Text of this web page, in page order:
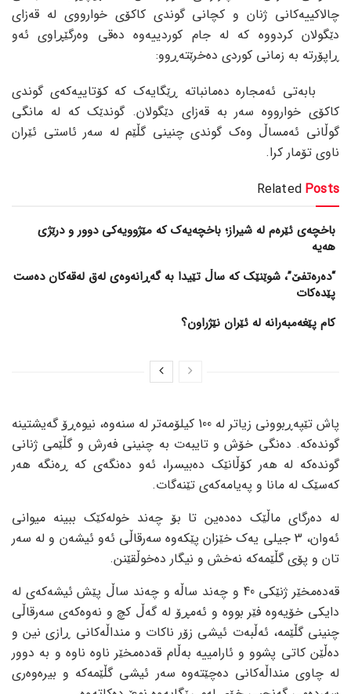
چالاکییەکانی ژنان و کچانی گوندی کاکۆی خوارووی لە قەزای
دێگولان کردووە کە لە جام کوردییەوە دەقی وەرگێڕاوی ئەو
ڕاپۆرتە بە زمانی کوردی دەخرێتەڕوو:
بابەتی ئەمجارە دەمانباتە ڕێگایەک کە کۆتاییەکەی گوندی
کاکۆی خوارووە سەر بە قەزای دێگولان. گوندێک کە لە مانگی
گوڵانی ئەمساڵ وەک گوندی چنینی گڵێم لە سەر ئاستی ئێران
ناوی تۆمار کرا.
Related Posts
باخچەی ئێرەم لە شیراز؛ باخچەیەک کە مێژوویەکی دوور و درێژی
هەیە
“دەرەتفێ”، شوێنێک کە ساڵ تێیدا بە گەڕانەوەی لەق لەقەکان دەست
پێدەکات
کام پێغەمبەرانە لە ئێران نێژراون؟
پاش تێپەڕبوونی زیاتر لە 100 کیلۆمەتر لە سنەوە، نیوەڕۆ گەیشتینە
گوندەکە. دەنگی خۆش و تایبەت بە چنینی فەرش و گڵێمی ژنانی
گوندەکە لە هەر کۆڵانێک دەبیسرا، ئەو دەنگەی کە ڕەنگە هەر
کەسێک لە مانا و پەیامەکەی تێنەگات.
لە دەرگای ماڵێک دەدەین تا بۆ چەند خولەکێک ببینە میوانی
ئەوان، 3 جیلی یەک خێزان پێکەوە سەرقاڵی ئەو ئیشەن و لە سەر
تان و پۆی گڵێمەکە نەخش و نیگار دەخوڵقێنن.
قەدەمخێر ژنێکی 40 و چەند ساڵە و چەند ساڵ پێش ئیشەکەی لە
دایکی خۆیەوە فێر بووە و ئەمڕۆ لە گەڵ کچ و نەوەکەی سەرقاڵی
چنینی گڵێمە، ئەڵبەت ئیشی زۆر ناکات و منداڵەکانی ڕازی نین و
دەڵێن کاتی پشوو و ئارامییە بەڵام قەدەمخێر ناوە ناوە و بە دوور
لە چاوی منداڵەکانی دەچێتەوە سەر ئیشی گڵێمەکە و بیرەوەری